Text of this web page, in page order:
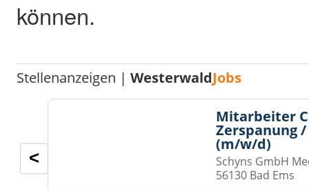
können.
Stellenanzeigen |WesterwaldJobs
Mitarbeiter
Zerspanung
(m/w/d)
Schyns GmbH
56130 Bad Ems
<